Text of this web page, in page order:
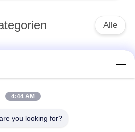
Körbe
31
Alle
dekorativer
4:44 AM
you looking for?